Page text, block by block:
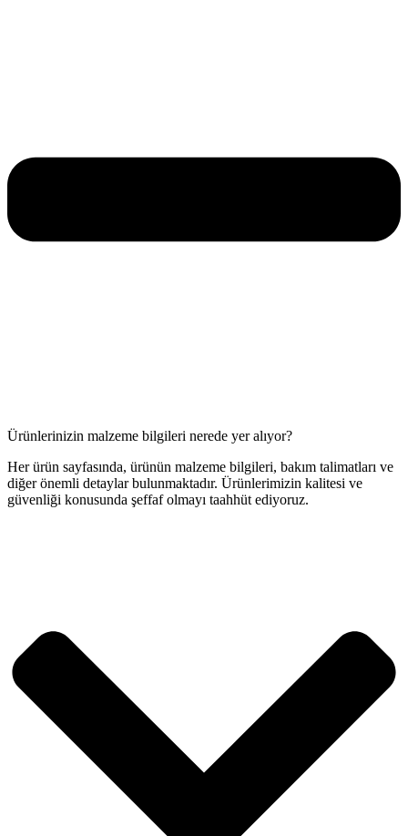
Ürünlerinizin malzeme bilgileri nerede yer alıyor?
Her ürün sayfasında, ürünün malzeme bilgileri, bakım talimatları ve
diğer önemli detaylar bulunmaktadır. Ürünlerimizin kalitesi ve
güvenliği konusunda şeffaf olmayı taahhüt ediyoruz.